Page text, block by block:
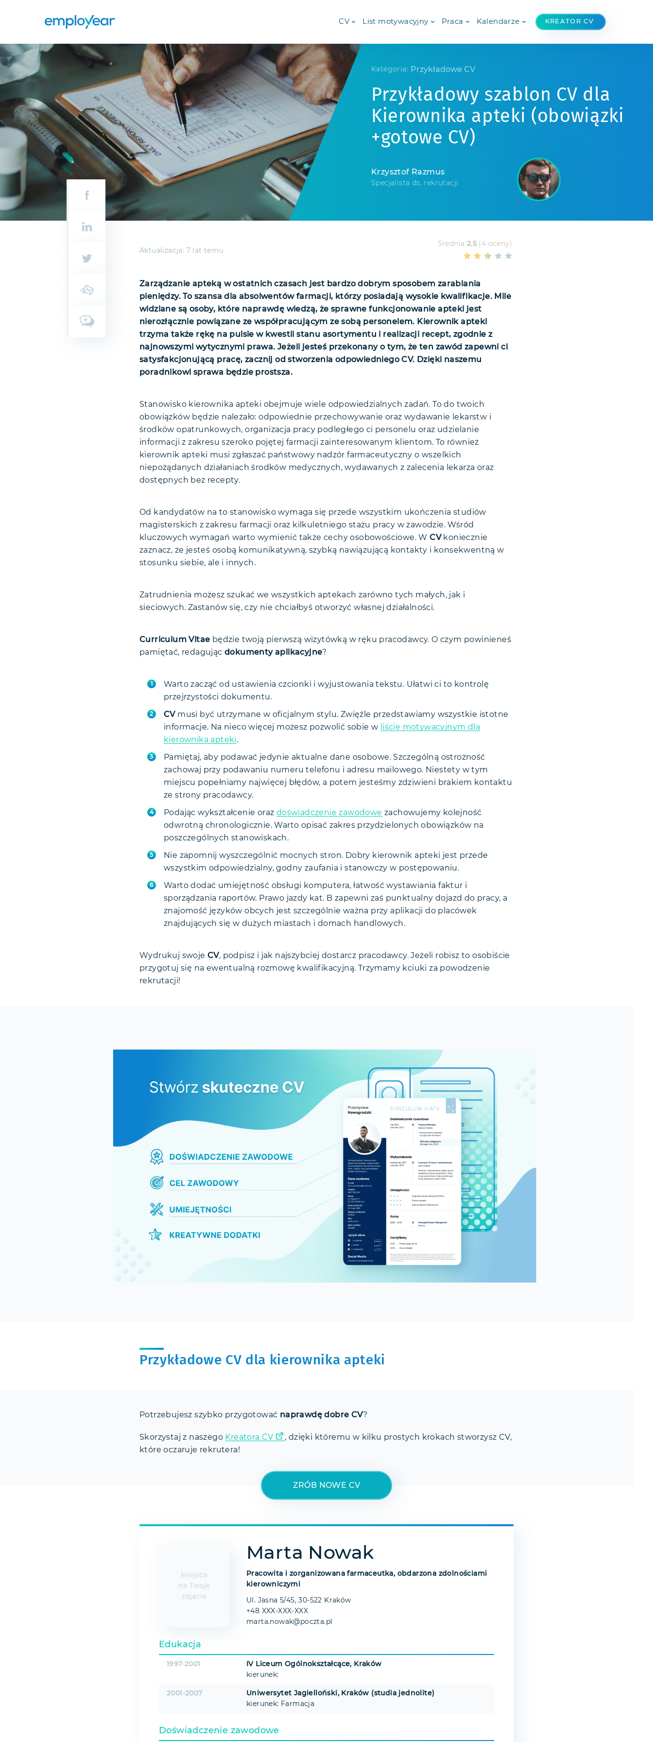
CV List motywacyjny Praca Kalendarze KREATOR CV
Kategoria: Przykładowe CV
Przykładowy szablon CV dla
Kierownika apteki (obowiązki
+gotowe CV)
Krzysztof Razmus
Specjalista ds. rekrutacji
Aktualizacja: 7 lat temu
Średnia 2.5 (4 oceny)
Zarządzanie apteką w ostatnich czasach jest bardzo dobrym sposobem zarabiania
pieniędzy. To szansa dla absolwentów farmacji, którzy posiadają wysokie kwalifikacje. Mile
widziane są osoby, które naprawdę wiedzą, że sprawne funkcjonowanie apteki jest
nierozłącznie powiązane ze współpracującym ze sobą personelem. Kierownik apteki
trzyma także rękę na pulsie w kwestii stanu asortymentu i realizacji recept, zgodnie z
najnowszymi wytycznymi prawa. Jeżeli jesteś przekonany o tym, że ten zawód zapewni ci
satysfakcjonującą pracę, zacznij od stworzenia odpowiedniego CV. Dzięki naszemu
poradnikowi sprawa będzie prostsza.
Stanowisko kierownika apteki obejmuje wiele odpowiedzialnych zadań. To do twoich
obowiązków będzie należało: odpowiednie przechowywanie oraz wydawanie lekarstw i
środków opatrunkowych, organizacja pracy podległego ci personelu oraz udzielanie
informacji z zakresu szeroko pojętej farmacji zainteresowanym klientom. To również
kierownik apteki musi zgłaszać państwowy nadzór farmaceutyczny o wszelkich
niepożądanych działaniach środków medycznych, wydawanych z zalecenia lekarza oraz
dostępnych bez recepty.
Od kandydatów na to stanowisko wymaga się przede wszystkim ukończenia studiów
magisterskich z zakresu farmacji oraz kilkuletniego stażu pracy w zawodzie. Wśród
kluczowych wymagań warto wymienić także cechy osobowościowe. WCV koniecznie
zaznacz, że jesteś osobą komunikatywną, szybką nawiązującą kontakty i konsekwentną w
stosunku siebie, ale i innych.
Zatrudnienia możesz szukać we wszystkich aptekach zarówno tych małych, jak i
sieciowych. Zastanów się, czy nie chciałbyś otworzyć własnej działalności.
Curriculum Vitae będzie twoją pierwszą wizytówką w ręku pracodawcy. O czym powinieneś
pamiętać, redagując dokumenty aplikacyjne?
Warto zacząć od ustawienia czcionki i wyjustowania tekstu. Ułatwi ci to kontrolę
przejrzystości dokumentu.
CVmusi być utrzymane w oficjalnym stylu. Zwięźle przedstawiamy wszystkie istotne
informacje. Na nieco więcej możesz pozwolić sobie w
liście motywacyjnym dla
kierownika apteki.
Pamiętaj, aby podawać jedynie aktualne dane osobowe. Szczególną ostrożność
zachowaj przy podawaniu numeru telefonu i adresu mailowego. Niestety w tym
miejscu popełniamy najwięcej błędów, a potem jesteśmy zdziwieni brakiem kontaktu
ze strony pracodawcy.
Podając wykształcenie oraz doświadczenie zawodowe zachowujemy kolejność
odwrotną chronologicznie. Warto opisać zakres przydzielonych obowiązków na
poszczególnych stanowiskach.
Nie zapomnij wyszczególnić mocnych stron. Dobry kierownik apteki jest przede
wszystkim odpowiedzialny, godny zaufania i stanowczy w postępowaniu.
Warto dodać umiejętność obsługi komputera, łatwość wystawiania faktur i
sporządzania raportów. Prawo jazdy kat. B zapewni zaś punktualny dojazd do pracy, a
znajomość języków obcych jest szczególnie ważna przy aplikacji do placówek
znajdujących się w dużych miastach i domach handlowych.
Wydrukuj swoje CV, podpisz i jak najszybciej dostarcz pracodawcy. Jeżeli robisz to osobiście
przygotuj się na ewentualną rozmowę kwalifikacyjną. Trzymamy kciuki za powodzenie
rekrutacji!
Przykładowe CV dla kierownika apteki
Potrzebujesz szybko przygotować naprawdę dobre CV?
Skorzystaj z naszego Kreatora CV
, dzięki któremu w kilku prostych krokach stworzysz CV,
które oczaruje rekrutera!
ZRÓB NOWE CV
Marta Nowak
Pracowita i zorganizowana farmaceutka, obdarzona zdolnościami
kierowniczymi
Ul. Jasna 5/45, 30-522 Kraków
+48 XXX-XXX-XXX
marta.nowak@poczta.pl
Edukacja
1997-2001
IV Liceum Ogólnokształcące, Kraków
kierunek:
2001-2007
Uniwersytet Jagielloński, Kraków (studia jednolite)
kierunek: Farmacja
Doświadczenie zawodowe